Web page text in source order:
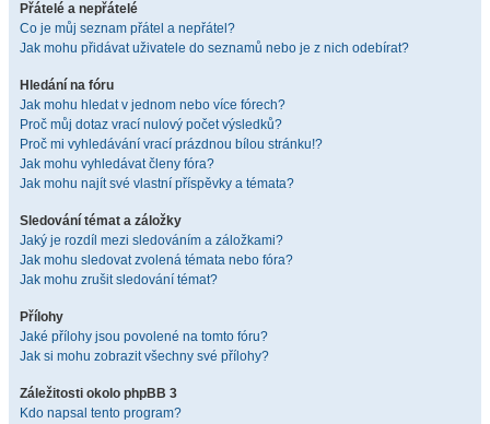
Přátelé a nepřátelé
Co je můj seznam přátel a nepřátel?
Jak mohu přidávat uživatele do seznamů nebo je z nich odebírat?
Hledání na fóru
Jak mohu hledat v jednom nebo více fórech?
Proč můj dotaz vrací nulový počet výsledků?
Proč mi vyhledávání vrací prázdnou bílou stránku!?
Jak mohu vyhledávat členy fóra?
Jak mohu najít své vlastní příspěvky a témata?
Sledování témat a záložky
Jaký je rozdíl mezi sledováním a záložkami?
Jak mohu sledovat zvolená témata nebo fóra?
Jak mohu zrušit sledování témat?
Přílohy
Jaké přílohy jsou povolené na tomto fóru?
Jak si mohu zobrazit všechny své přílohy?
Záležitosti okolo phpBB 3
Kdo napsal tento program?